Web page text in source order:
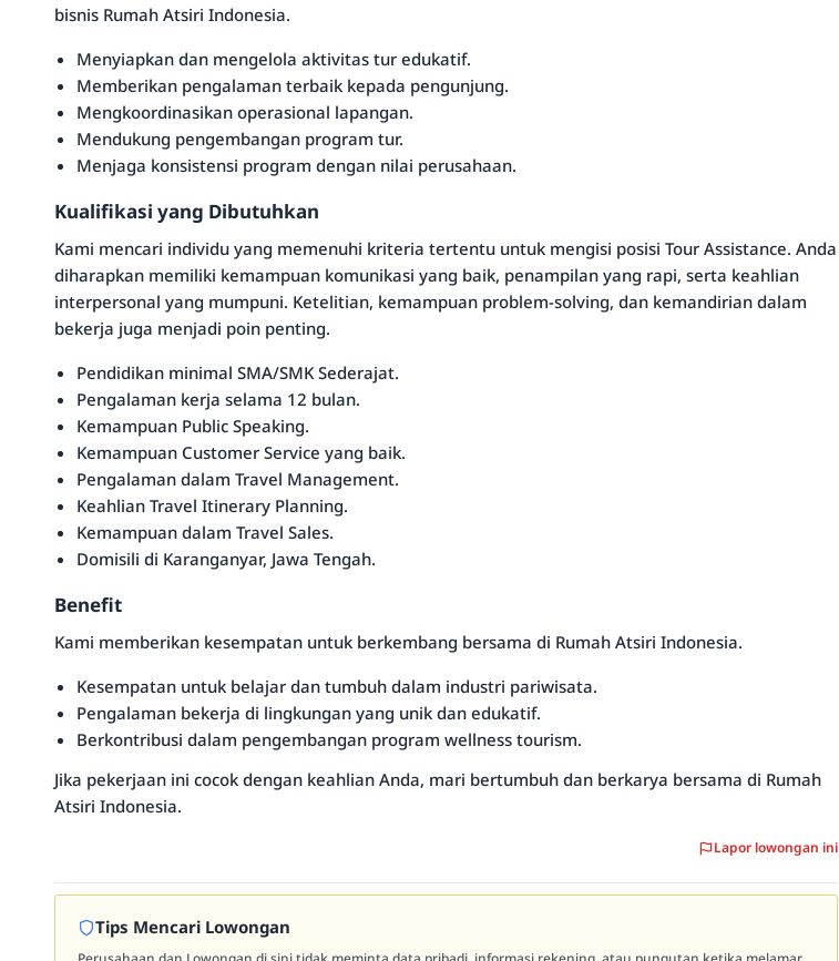
bisnis Rumah Atsiri Indonesia.
Menyiapkan dan mengelola aktivitas tur edukatif.
Memberikan pengalaman terbaik kepada pengunjung.
Mengkoordinasikan operasional lapangan.
Mendukung pengembangan program tur.
Menjaga konsistensi program dengan nilai perusahaan.
Kualifikasi yang Dibutuhkan
Kami mencari individu yang memenuhi kriteria tertentu untuk mengisi posisi Tour Assistance. Anda
diharapkan memiliki kemampuan komunikasi yang baik, penampilan yang rapi, serta keahlian
interpersonal yang mumpuni. Ketelitian, kemampuan problem-solving, dan kemandirian dalam
bekerja juga menjadi poin penting.
Pendidikan minimal SMA/SMK Sederajat.
Pengalaman kerja selama 12 bulan.
Kemampuan Public Speaking.
Kemampuan Customer Service yang baik.
Pengalaman dalam Travel Management.
Keahlian Travel Itinerary Planning.
Kemampuan dalam Travel Sales.
Domisili di Karanganyar, Jawa Tengah.
Benefit
Kami memberikan kesempatan untuk berkembang bersama di Rumah Atsiri Indonesia.
Kesempatan untuk belajar dan tumbuh dalam industri pariwisata.
Pengalaman bekerja di lingkungan yang unik dan edukatif.
Berkontribusi dalam pengembangan program wellness tourism.
Jika pekerjaan ini cocok dengan keahlian Anda, mari bertumbuh dan berkarya bersama di Rumah
Atsiri Indonesia.
Lapor lowongan ini
Tips Mencari Lowongan